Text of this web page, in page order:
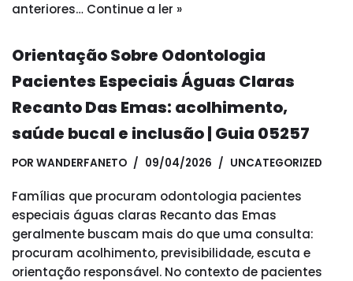
anteriores… Continue a ler »
Orientação Sobre Odontologia
Pacientes Especiais Águas Claras
Recanto Das Emas: acolhimento,
saúde bucal e inclusão | Guia 05257
POR WANDERFANETO 09/04/2026 UNCATEGORIZED
Famílias que procuram odontologia pacientes
especiais águas claras Recanto das Emas
geralmente buscam mais do que uma consulta:
procuram acolhimento, previsibilidade, escuta e
orientação responsável. No contexto de pacientes